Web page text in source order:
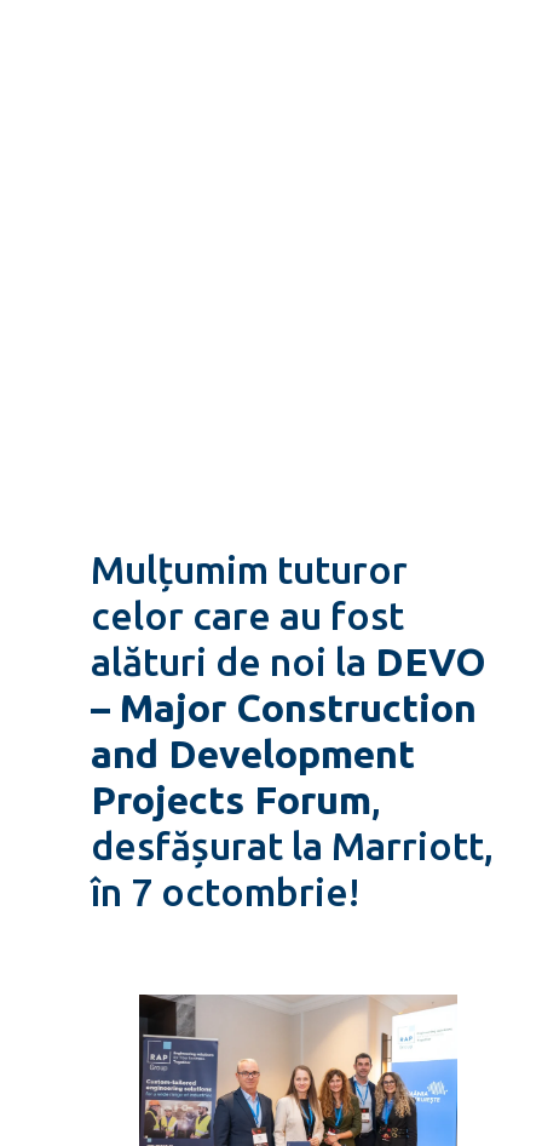
Mulțumim tuturor
celor care au fost
alături de noi la DEVO
– Major Construction
and Development
Projects Forum,
desfășurat la Marriott,
în 7 octombrie!